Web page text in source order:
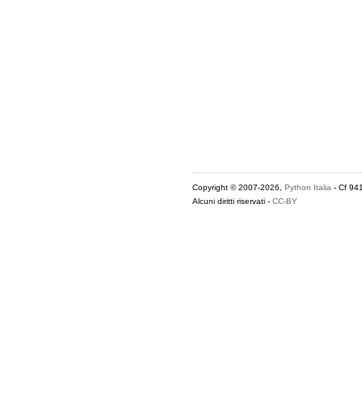
Copyright © 2007-2026, Python Italia - Cf
Alcuni diritti riservati - CC-BY